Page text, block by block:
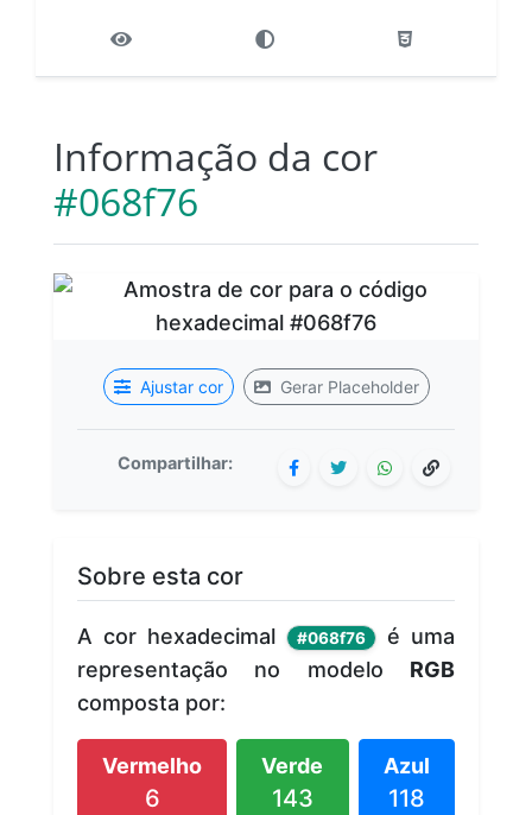
Informação da cor
#068f76
Ajustar cor Gerar Placeholder
Compartilhar:
Sobre esta cor
A cor hexadecimal #068f76
é uma
representação no modelo RGB
composta por:
Vermelho
6
Verde
143
Azul
118